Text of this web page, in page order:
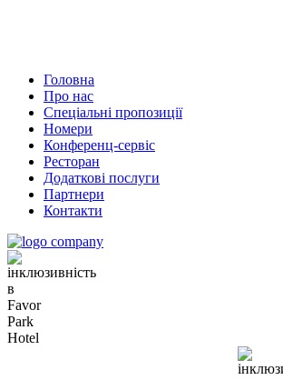
Головна
Про нас
Спеціальні пропозиції
Номери
Конференц-сервіс
Ресторан
Додаткові послуги
Партнери
Контакти